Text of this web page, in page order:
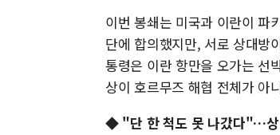
이번 봉쇄는 미국과 이란이 파
단에 합의했지만, 서로 상대방
통령은 이란 항만을 오가는 선
상이 호르무즈 해협 전체가 아
◆"단 한 척도 못 나갔다"…상